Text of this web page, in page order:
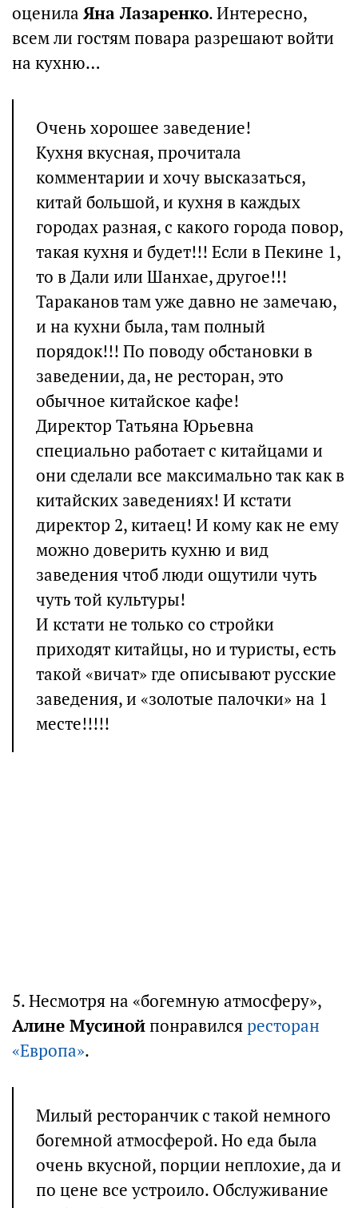
оценила Яна Лазаренко. Интересно,
всем ли гостям повара разрешают войти
на кухню…
Очень хорошее заведение!
Кухня вкусная, прочитала
комментарии и хочу высказаться,
китай большой, и кухня в каждых
городах разная, с какого города повор,
такая кухня и будет!!! Если в Пекине 1,
то в Дали или Шанхае, другое!!!
Тараканов там уже давно не замечаю,
и на кухни была, там полный
порядок!!! По поводу обстановки в
заведении, да, не ресторан, это
обычное китайское кафе!
Директор Татьяна Юрьевна
специально работает с китайцами и
они сделали все максимально так как в
китайских заведениях! И кстати
директор 2, китаец! И кому как не ему
можно доверить кухню и вид
заведения чтоб люди ощутили чуть
чуть той культуры!
И кстати не только со стройки
приходят китайцы, но и туристы, есть
такой «вичат» где описывают русские
заведения, и «золотые палочки» на 1
месте!!!!!
5. Несмотря на «богемную атмосферу»,
Алине Мусинойпонравилсяресторан
«Европа».
Милый ресторанчик с такой немного
богемной атмосферой. Но еда была
очень вкусной, порции неплохие, да и
по цене все устроило. Обслуживание